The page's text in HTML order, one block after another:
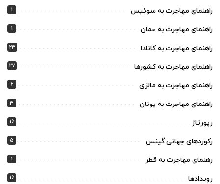
راهنمای مهاجرت به سوئیس 1
راهنمای مهاجرت به عمان 1
راهنمای مهاجرت به کانادا 23
راهنمای مهاجرت به کشورها 27
راهنمای مهاجرت به مالزی 6
راهنمای مهاجرت به یونان 3
رپورتاژ 16
رکوردهای جهانی گینس 5
رهنمای مهاجرت به قطر 1
رویدادها 16